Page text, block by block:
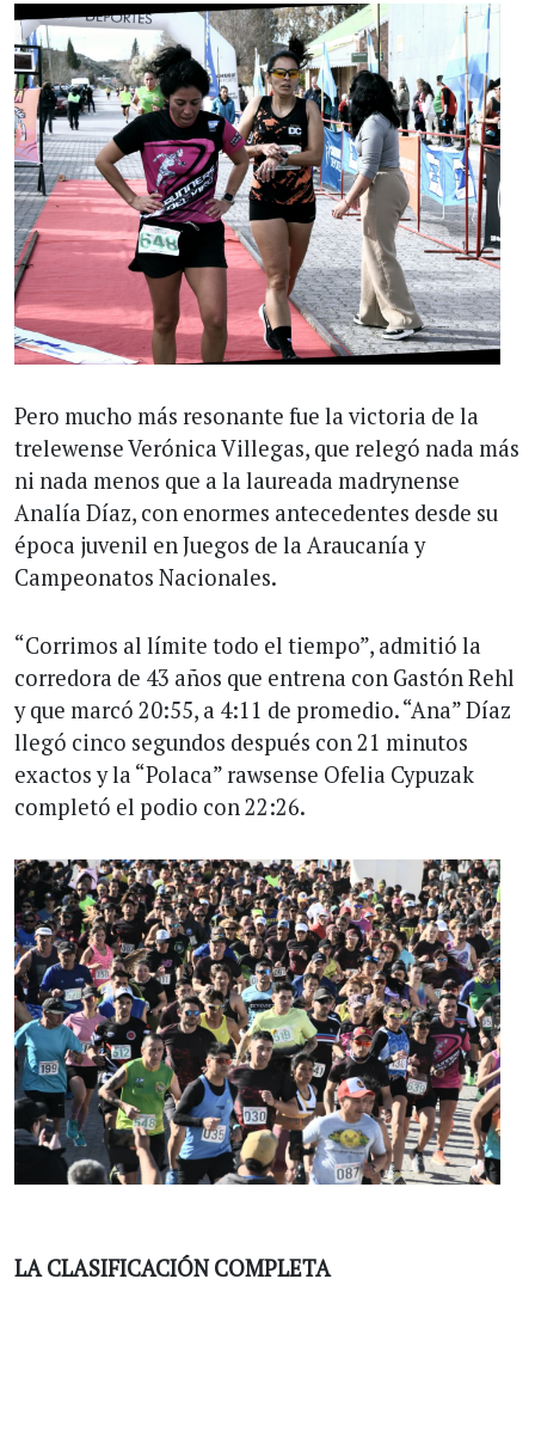
Pero mucho más resonante fue la victoria de la
trelewense Verónica Villegas, que relegó nada más
ni nada menos que a la laureada madrynense
Analía Díaz, con enormes antecedentes desde su
época juvenil en Juegos de la Araucanía y
Campeonatos Nacionales.
“Corrimos al límite todo el tiempo”, admitió la
corredora de 43 años que entrena con Gastón Rehl
y que marcó 20:55, a 4:11 de promedio. “Ana” Díaz
llegó cinco segundos después con 21 minutos
exactos y la “Polaca” rawsense Ofelia Cypuzak
completó el podio con 22:26.
LA CLASIFICACIÓN COMPLETA